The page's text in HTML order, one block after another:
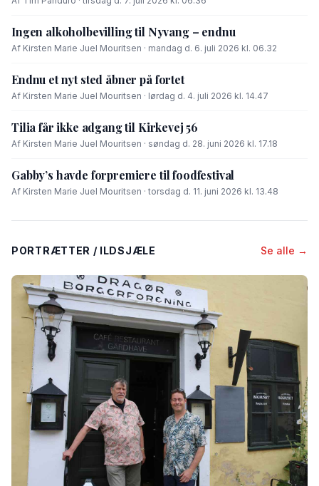
Ingen alkoholbevilling til Nyvang – endnu
Af Kirsten Marie Juel Mouritsen · mandag d. 6. juli 2026 kl. 06.32
Endnu et nyt sted åbner på fortet
Af Kirsten Marie Juel Mouritsen · lørdag d. 4. juli 2026 kl. 14.47
Tilia får ikke adgang til Kirkevej 56
Af Kirsten Marie Juel Mouritsen · søndag d. 28. juni 2026 kl. 17.18
Gabby’s havde forpremiere til foodfestival
Af Kirsten Marie Juel Mouritsen · torsdag d. 11. juni 2026 kl. 13.48
PORTRÆTTER / ILDSJÆLE Se alle →